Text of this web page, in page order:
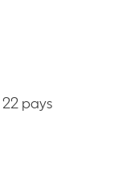
pays